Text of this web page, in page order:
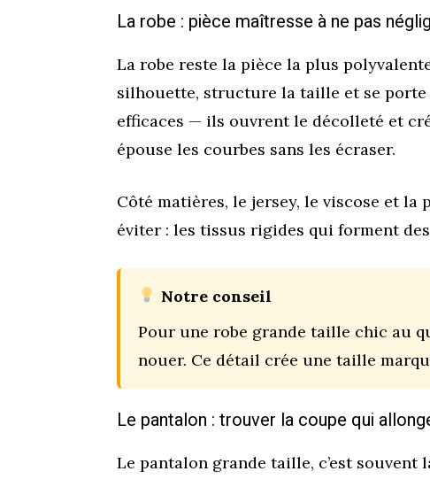
La robe : pièce maîtresse à ne pas
La robe reste la pièce la plus
silhouette, structure la taille et se porte
efficaces — ils ouvrent le décolleté et
épouse les courbes sans les écraser.
Côté matières, le jersey, le viscose et
éviter : les tissus rigides qui forment
Notre conseil
Pour une robe grande taille chic au
nouer. Ce détail crée une taille
Le pantalon : trouver la coupe qui
Le pantalon grande taille, c’est